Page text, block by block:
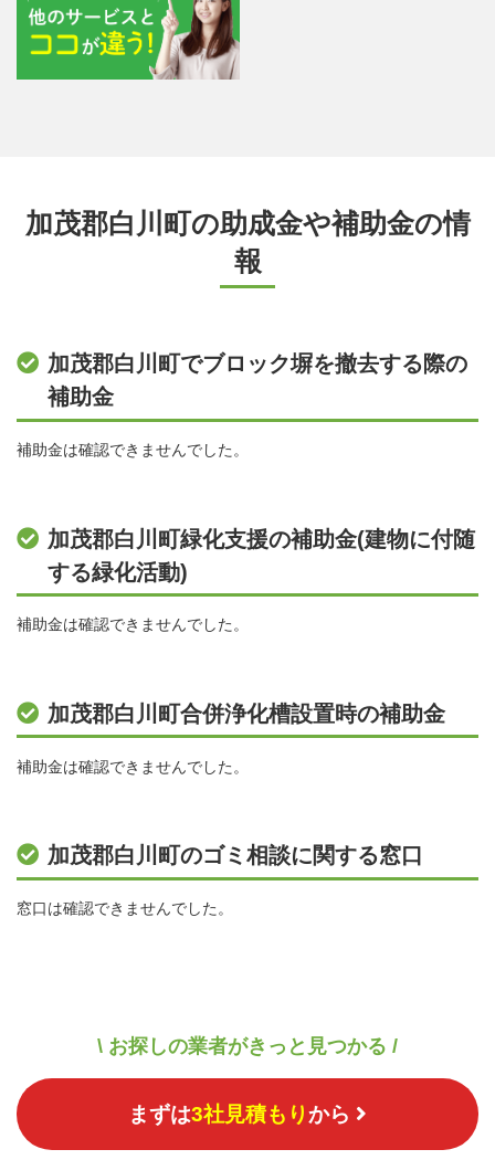
加茂郡白川町の助成金や補助金の情
報
加茂郡白川町でブロック塀を撤去する際の
補助金
補助金は確認できませんでした。
加茂郡白川町緑化支援の補助金(建物に付随
する緑化活動)
補助金は確認できませんでした。
加茂郡白川町合併浄化槽設置時の補助金
補助金は確認できませんでした。
加茂郡白川町のゴミ相談に関する窓口
窓口は確認できませんでした。
\ お探しの業者がきっと見つかる /
まずは3社見積もりから